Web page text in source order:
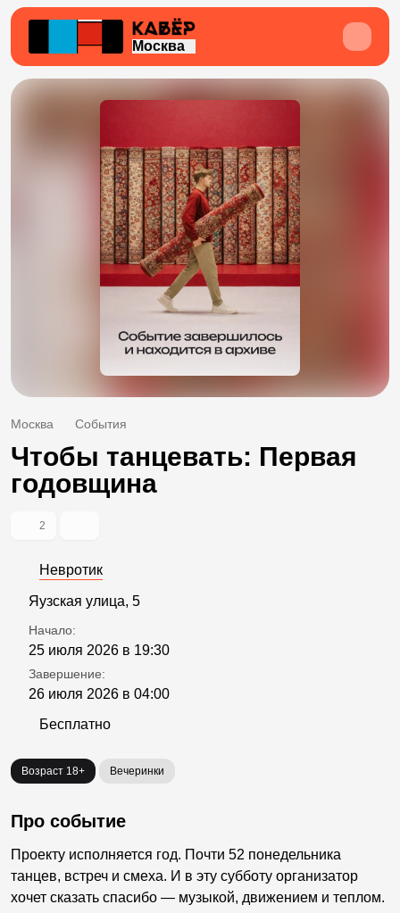
Москва
Москва События
Чтобы танцевать: Первая
годовщина
2
Невротик
Яузская улица, 5
Начало:
25 июля 2026 в 19:30
Завершение:
26 июля 2026 в 04:00
Бесплатно
Возраст 18+ Вечеринки
Про событие
Проекту исполняется год. Почти 52 понедельника
танцев, встреч и смеха. И в эту субботу организатор
хочет сказать спасибо — музыкой, движением и теплом.